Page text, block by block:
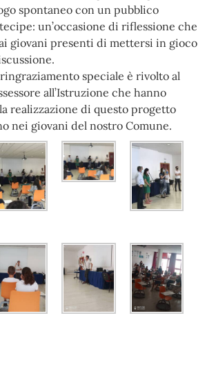
spontaneo con un pubblico
un’occasione di riflessione che
giovani presenti di mettersi in gioco
speciale è rivolto al
all’Istruzione che hanno
realizzazione di questo progetto
nei giovani del nostro Comune.